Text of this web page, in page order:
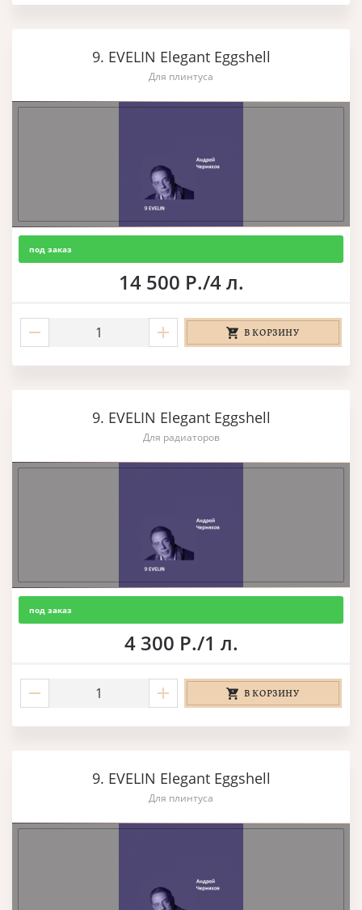
9. EVELIN Elegant Eggshell
Для плинтуса
под заказ
14 500 Р./4 л.
В КОРЗИНУ
9. EVELIN Elegant Eggshell
Для радиаторов
под заказ
4 300 Р./1 л.
В КОРЗИНУ
9. EVELIN Elegant Eggshell
Для плинтуса